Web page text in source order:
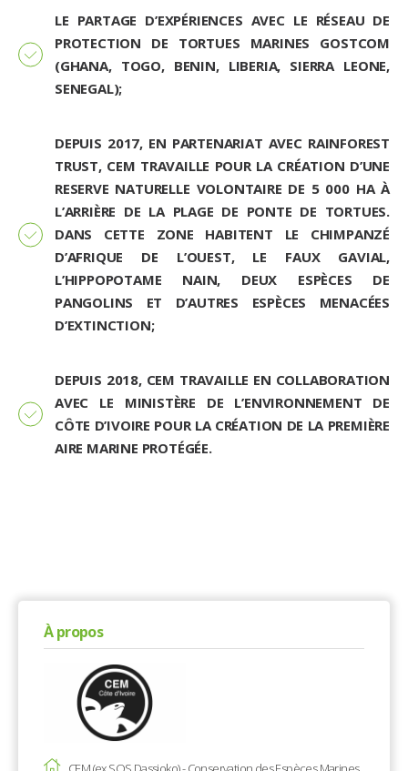
LE PARTAGE D’EXPÉRIENCES AVEC LE RÉSEAU DE
PROTECTION DE TORTUES MARINES GOSTCOM
(GHANA, TOGO, BENIN, LIBERIA, SIERRA LEONE,
SENEGAL);
DEPUIS 2017, EN PARTENARIAT AVEC RAINFOREST
TRUST, CEM TRAVAILLE POUR LA CRÉATION D’UNE
RESERVE NATURELLE VOLONTAIRE DE 5 000 HA À
L’ARRIÈRE DE LA PLAGE DE PONTE DE TORTUES.
DANS CETTE ZONE HABITENT LE CHIMPANZÉ
D’AFRIQUE DE L’OUEST, LE FAUX GAVIAL,
L’HIPPOPOTAME NAIN, DEUX ESPÈCES DE
PANGOLINS ET D’AUTRES ESPÈCES MENACÉES
D’EXTINCTION;
DEPUIS 2018, CEM TRAVAILLE EN COLLABORATION
AVEC LE MINISTÈRE DE L’ENVIRONNEMENT DE
CÔTE D’IVOIRE POUR LA CRÉATION DE LA PREMIÈRE
AIRE MARINE PROTÉGÉE.
À propos